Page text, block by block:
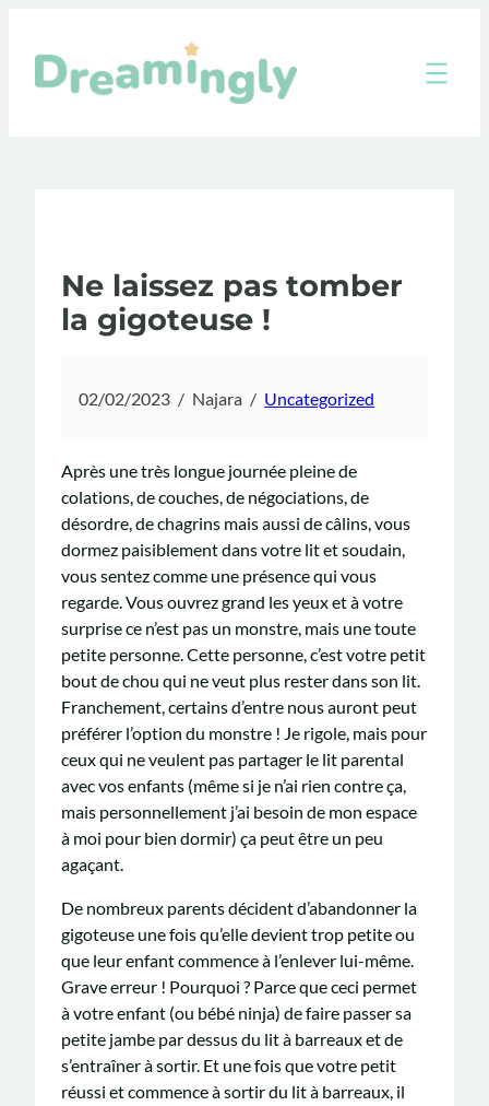
contenu
Ne laissez pas tomber
la gigoteuse !
02/02/2023 / Najara / Uncategorized
Après une très longue journée pleine de
colations, de couches, de négociations, de
désordre, de chagrins mais aussi de câlins, vous
dormez paisiblement dans votre lit et soudain,
vous sentez comme une présence qui vous
regarde. Vous ouvrez grand les yeux et à votre
surprise ce n’est pas un monstre, mais une toute
petite personne. Cette personne, c’est votre petit
bout de chou qui ne veut plus rester dans son lit.
Franchement, certains d’entre nous auront peut
préférer l’option du monstre ! Je rigole, mais pour
ceux qui ne veulent pas partager le lit parental
avec vos enfants (même si je n’ai rien contre ça,
mais personnellement j’ai besoin de mon espace
à moi pour bien dormir) ça peut être un peu
agaçant.
De nombreux parents décident d’abandonner la
gigoteuse une fois qu’elle devient trop petite ou
que leur enfant commence à l’enlever lui-même.
Grave erreur ! Pourquoi ? Parce que ceci permet
à votre enfant (ou bébé ninja) de faire passer sa
petite jambe par dessus du lit à barreaux et de
s’entraîner à sortir. Et une fois que votre petit
réussi et commence à sortir du lit à barreaux, il